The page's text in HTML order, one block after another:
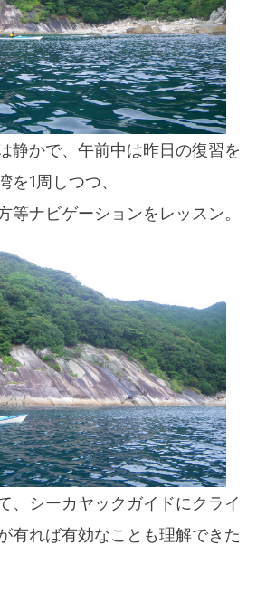
静かで、午前中は昨日の復習を
を1周しつつ、
等ナビゲーションをレッスン。
、シーカヤックガイドにクライ
有れば有効なことも理解できた